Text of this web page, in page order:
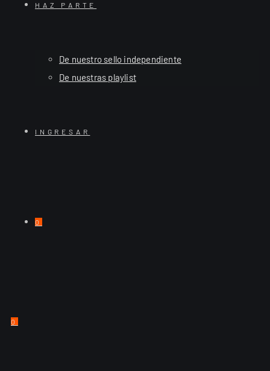
HAZ PARTE
De nuestro sello independiente
De nuestras playlist
INGRESAR
0
0